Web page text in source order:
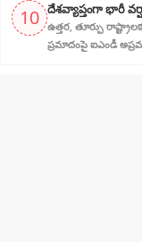
10 దేశవ్యాప్తంగా భారీ
ఉత్తర, తూర్పు
ప్రమాదంపై ఐఎండీ